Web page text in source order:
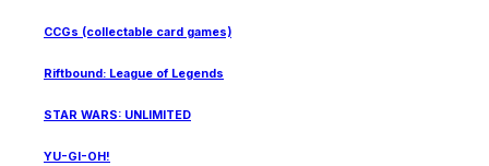
CCGs (collectable card games)
Riftbound: League of Legends
STAR WARS: UNLIMITED
YU-GI-OH!